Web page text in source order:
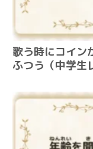
歌う時にコイン
ふつう（中学